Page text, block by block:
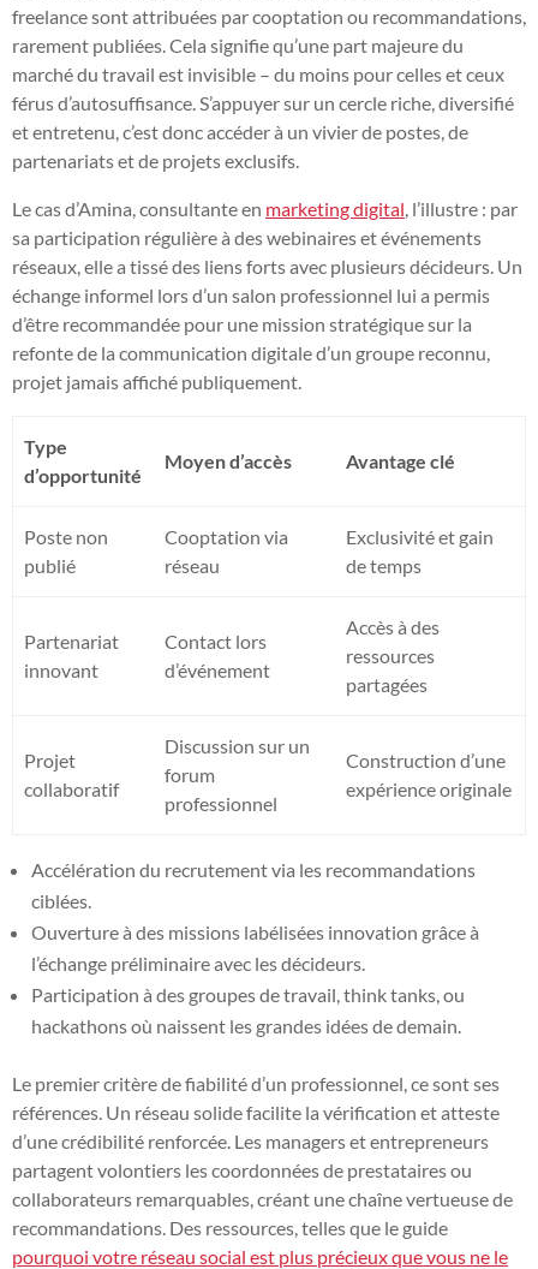
freelance sont attribuées par cooptation ou recommandations,
rarement publiées. Cela signifie qu’une part majeure du
marché du travail est invisible – du moins pour celles et ceux
férus d’autosuffisance. S’appuyer sur un cercle riche, diversifié
et entretenu, c’est donc accéder à un vivier de postes, de
partenariats et de projets exclusifs.
Le cas d’Amina, consultante en marketing digital , l’illustre : par
sa participation régulière à des webinaires et événements
réseaux, elle a tissé des liens forts avec plusieurs décideurs. Un
échange informel lors d’un salon professionnel lui a permis
d’être recommandée pour une mission stratégique sur la
refonte de la communication digitale d’un groupe reconnu,
projet jamais affiché publiquement.
Type
d’opportunité
Moyen d’accès Avantage clé
Poste non
publié
Cooptation via
réseau
Exclusivité et gain
de temps
Partenariat
innovant
Contact lors
d’événement
Accès à des
ressources
partagées
Projet
collaboratif
Discussion sur un
forum
professionnel
Construction d’une
expérience originale
Accélération du recrutement via les recommandations
ciblées.
Ouverture à des missions labélisées innovation grâce à
l’échange préliminaire avec les décideurs.
Participation à des groupes de travail, think tanks, ou
hackathons où naissent les grandes idées de demain.
Le premier critère de fiabilité d’un professionnel, ce sont ses
références. Un réseau solide facilite la vérification et atteste
d’une crédibilité renforcée. Les managers et entrepreneurs
partagent volontiers les coordonnées de prestataires ou
collaborateurs remarquables, créant une chaîne vertueuse de
recommandations. Des ressources, telles que le guide
pourquoi votre réseau social est plus précieux que vous ne le